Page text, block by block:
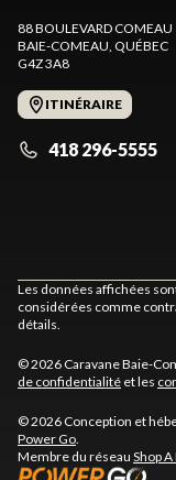
88 BOULEVARD COMEAU
BAIE-COMEAU, QUÉBEC
G4Z 3A8
ITINÉRAIRE
418 296-5555
Les données affichées
considérées comme
détails.
© 2026 Caravane Baie-
de confidentialité et les
© 2026 Conception et
Power Go.
Membre du réseau Shop A